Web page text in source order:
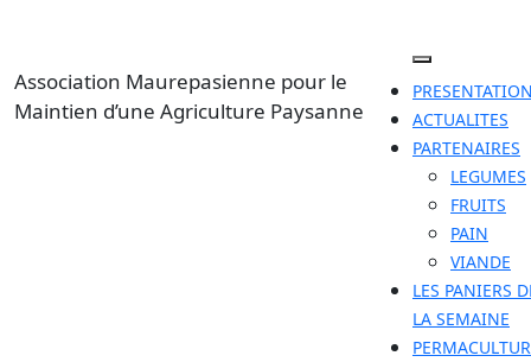
content
Association Maurepasienne pour le
Maintien d’une Agriculture Paysanne
ACTUALITES
PARTENAIRES
LEGUMES
FRUITS
PAIN
VIANDE
LES PANIERS
LA SEMAINE